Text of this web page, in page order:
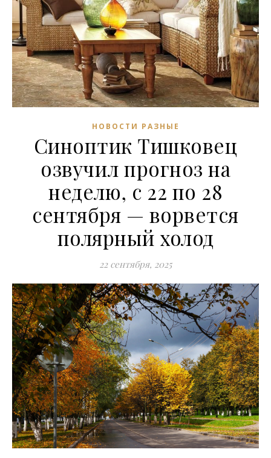
НОВОСТИ РАЗНЫЕ
Синоптик Тишковец
озвучил прогноз на
неделю, с 22 по 28
сентября — ворвется
полярный холод
22 сентября, 2025